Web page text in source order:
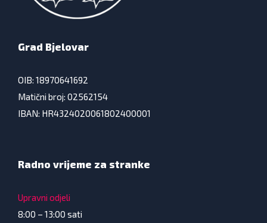
Grad Bjelovar
OIB: 18970641692
Matični broj: 02562154
IBAN: HR4324020061802400001
Radno vrijeme za stranke
Upravni odjeli
8:00 – 13:00 sati